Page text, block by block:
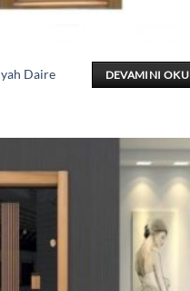
Daire
DEVAMINI OKU